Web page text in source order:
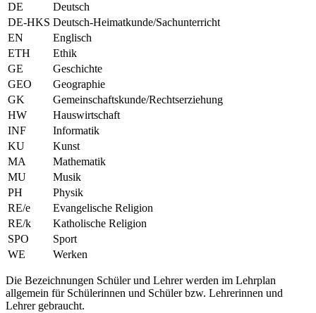
DE
Deutsch
DE-HKS Deutsch-Heimatkunde/Sachunterricht
EN
Englisch
ETH
Ethik
GE
Geschichte
GEO
Geographie
GK
Gemeinschaftskunde/Rechtserziehung
HW
Hauswirtschaft
INF
Informatik
KU
Kunst
MA
Mathematik
MU
Musik
PH
Physik
RE/e
Evangelische Religion
RE/k
Katholische Religion
SPO
Sport
WE
Werken
Die Bezeichnungen Schüler und Lehrer werden im Lehrplan
allgemein für Schülerinnen und Schüler bzw. Lehrerinnen und
Lehrer gebraucht.